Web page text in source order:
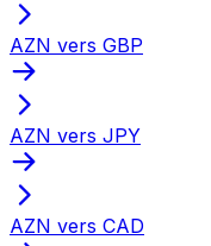
AZN vers GBP
AZN vers JPY
AZN vers CAD